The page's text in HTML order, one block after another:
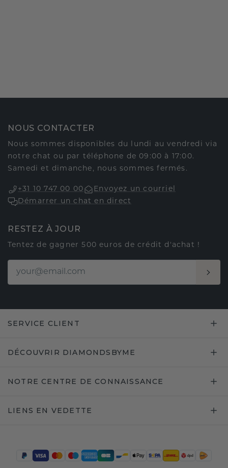
NOUS CONTACTER
Nous sommes disponibles du lundi au vendredi via
notre chat ou par téléphone de 09:00 à 17:00.
Samedi et dimanche, nous sommes fermés.
+31 10 747 00 00
Envoyez un courriel
Démarrer un chat en direct
RESTEZ À JOUR
Tentez de gagner 500 euros de crédit d'achat !
SERVICE CLIENT
DÉCOUVRIR DIAMONDSBYME
NOTRE CENTRE DE CONNAISSANCE
LIENS EN VEDETTE